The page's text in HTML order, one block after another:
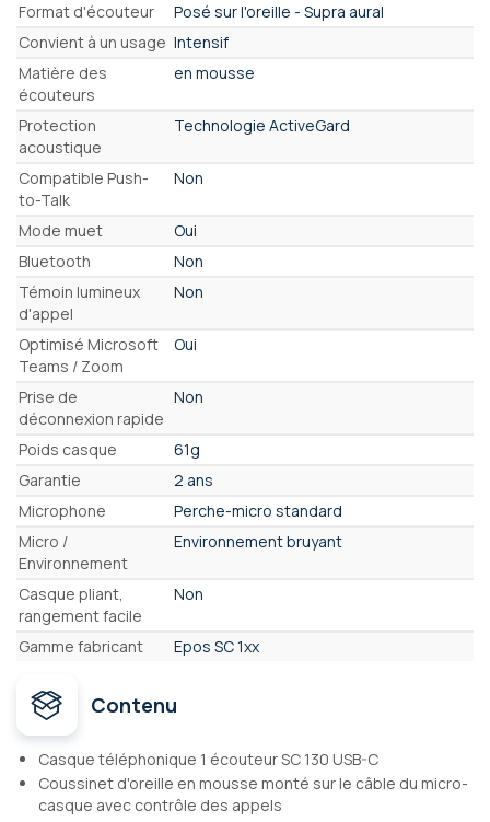
Format d'écouteur
Posé sur l'oreille - Supra aural
Convient à un usage Intensif
Matière des
écouteurs
en mousse
Protection
acoustique
Technologie ActiveGard
Compatible Push-
to-Talk
Non
Mode muet
Oui
Bluetooth
Non
Témoin lumineux
d'appel
Non
Optimisé Microsoft
Teams / Zoom
Oui
Prise de
déconnexion rapide
Non
Poids casque
61g
Garantie
2 ans
Microphone
Perche-micro standard
Micro /
Environnement
Environnement bruyant
Casque pliant,
rangement facile
Non
Gamme fabricant Epos SC 1xx
Contenu
Casque téléphonique 1 écouteur SC 130 USB-C
Coussinet d'oreille en mousse monté sur le câble du micro-
casque avec contrôle des appels